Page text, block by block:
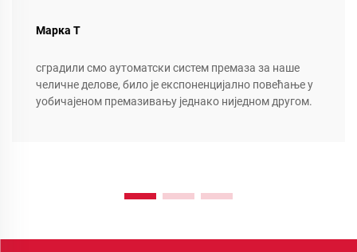
Марка Т
сградили смо аутоматски систем премаза за наше
челичне делове, било је експоненцијално повећање у
уобичајеном премазивању једнако ниједном другом.